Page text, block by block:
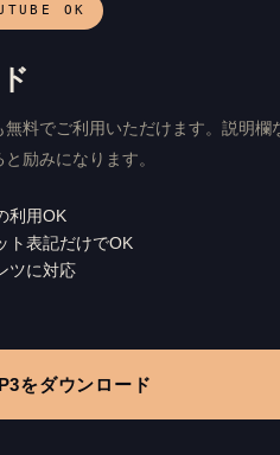
OK
料でご利用いただけます。説明欄
励みになります。
利用OK
ト表記だけでOK
ツに対応
をダウンロード